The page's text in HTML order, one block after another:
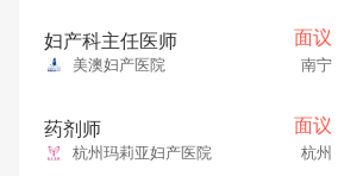
妇产科主任医师 面议
美澳妇产医院 南宁
药剂师 面议
杭州玛莉亚妇产医院 杭州